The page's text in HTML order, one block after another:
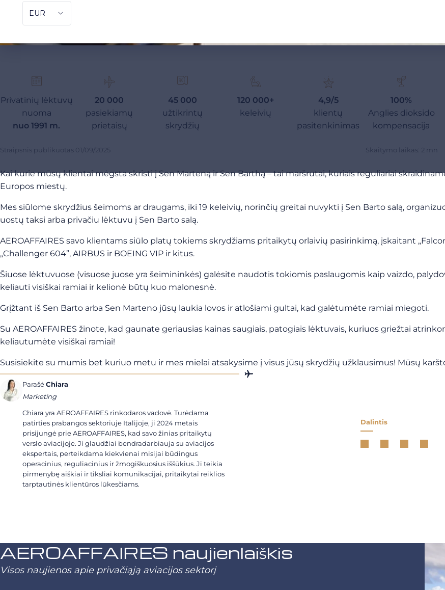
Privatinių lėktuvų
nuoma
nuo 1991 m.
20 000
pasiekiamų
prietaisų
45 000
užtikrintų
skrydžių
120 000+
keleivių
4,9/5
klientų
pasitenkinimas
100%
Anglies dioksido
kompensacija
Straipsnis publikuotas 01/09/2025 Skaitymo laikas: 2 mn
Kai kurie mūsų klientai mėgsta skristi į Sen Marteną ir Sen Barthą – tai maršrutai, kuriais reguliariai
Europos miestų.
Mes siūlome skrydžius šeimoms ar draugams, iki 19 keleivių, norinčių greitai nuvykti į Sen Barto salą,
uostų taksi arba privačiu lėktuvu į Sen Barto salą.
AEROAFFAIRES savo klientams siūlo platų tokiems skrydžiams pritaikytų orlaivių pasirinkimą, įskaitant „Falcon
„Challenger 604”, AIRBUS ir BOEING VIP ir kitus.
Šiuose lėktuvuose (visuose juose yra šeimininkės) galėsite naudotis tokiomis paslaugomis kaip vaizdo,
keliauti visiškai ramiai ir kelionė būtų kuo malonesnė.
Grįžtant iš Sen Barto arba Sen Marteno jūsų laukia lovos ir atlošiami gultai, kad galėtumėte ramiai miegoti.
Su AEROAFFAIRES žinote, kad gaunate geriausias kainas saugiais, patogiais lėktuvais, kuriuos griežtai
keliautumėte visiškai ramiai!
Susisiekite su mumis bet kuriuo metu ir mes mielai atsakysime į visus jūsų skrydžių užklausimus! Mūsų
ParašėChiara
Marketing
Chiara yra AEROAFFAIRES rinkodaros vadovė. Turėdama
patirties prabangos sektoriuje Italijoje, ji 2024 metais
prisijungė prie AEROAFFAIRES, kad savo žinias pritaikytų
verslo aviacijoje. Ji glaudžiai bendradarbiauja su aviacijos
ekspertais, perteikdama kiekvienai misijai būdingus
operacinius, reguliacinius ir žmogiškuosius iššūkius. Ji teikia
pirmenybę aiškiai ir tiksliai komunikacijai, pritaikytai reiklios
tarptautinės klientūros lūkesčiams.
Dalintis
AEROAFFAIRES naujienlaiškis
Visos naujienos apie privačiąją aviacijos sektorį